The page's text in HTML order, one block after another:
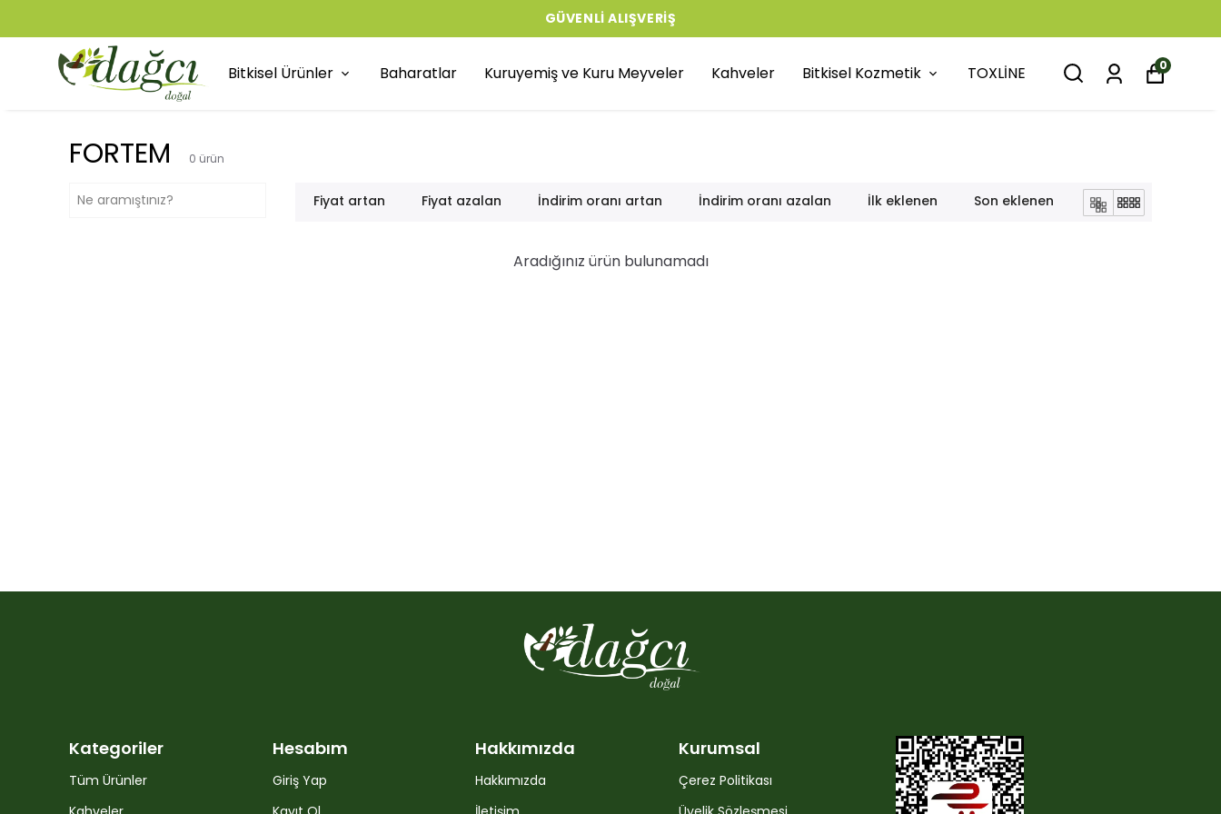
GÜVENLI ALIŞVERIŞ
Bitkisel Ürünler Baharatlar Kuruyemiş ve Kuru Meyveler Kahveler Bitkisel Kozmetik TOXLİNE 0
FORTEM 0 ürün
Fiyat artan Fiyat azalan İndirim oranı artan İndirim oranı azalan İlk eklenen Son eklenen
Aradığınız ürün bulunamadı
Kategoriler
Tüm Ürünler
Hesabım
Giriş Yap
Hakkımızda
Hakkımızda
Kurumsal
Çerez Politikası